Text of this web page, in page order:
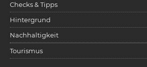
Checks & Tipps
Hintergrund
Nachhaltigkeit
Tourismus